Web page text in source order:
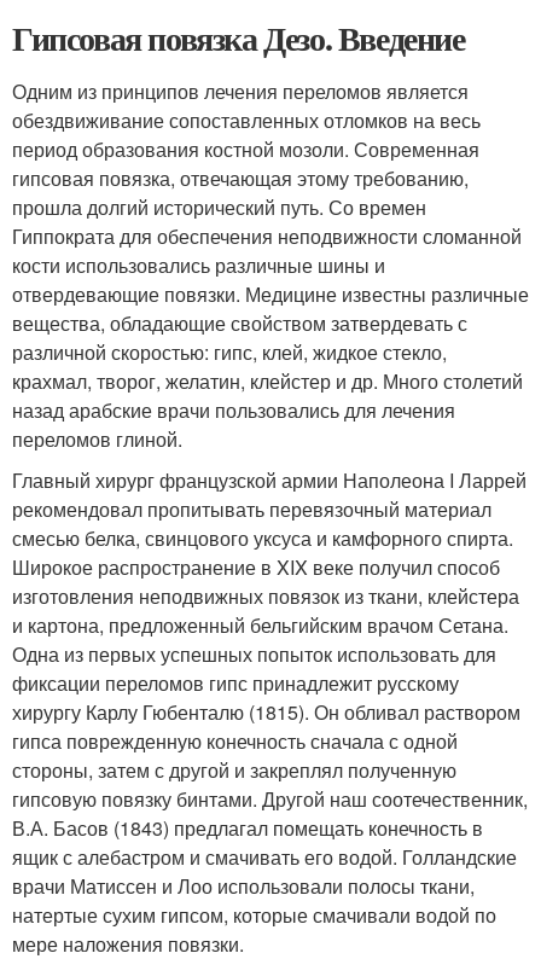
Гипсовая повязка Дезо. Введение
Одним из принципов лечения переломов является
обездвиживание сопоставленных отломков на весь
период образования костной мозоли. Современная
гипсовая повязка, отвечающая этому требованию,
прошла долгий исторический путь. Со времен
Гиппократа для обеспечения неподвижности сломанной
кости использовались различные шины и
отвердевающие повязки. Медицине известны различные
вещества, обладающие свойством затвердевать с
различной скоростью: гипс, клей, жидкое стекло,
крахмал, творог, желатин, клейстер и др. Много столетий
назад арабские врачи пользовались для лечения
переломов глиной.
Главный хирург французской армии Наполеона I Ларрей
рекомендовал пропитывать перевязочный материал
смесью белка, свинцового уксуса и камфорного спирта.
Широкое распространение в XIX веке получил способ
изготовления неподвижных повязок из ткани, клейстера
и картона, предложенный бельгийским врачом Сетана.
Одна из первых успешных попыток использовать для
фиксации переломов гипс принадлежит русскому
хирургу Карлу Гюбенталю (1815). Он обливал раствором
гипса поврежденную конечность сначала с одной
стороны, затем с другой и закреплял полученную
гипсовую повязку бинтами. Другой наш соотечественник,
В.А. Басов (1843) предлагал помещать конечность в
ящик с алебастром и смачивать его водой. Голландские
врачи Матиссен и Лоо использовали полосы ткани,
натертые сухим гипсом, которые смачивали водой по
мере наложения повязки.